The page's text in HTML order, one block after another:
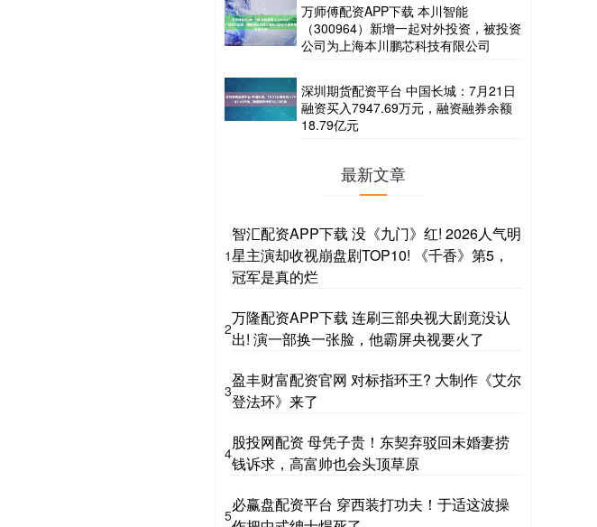
万师傅配资APP下载 本川智能
（300964）新增一起对外投资，被投资
公司为上海本川鹏芯科技有限公司
深圳期货配资平台 中国长城：7月21日
融资买入7947.69万元，融资融券余额
18.79亿元
最新文章
1
智汇配资APP下载 没《九门》红! 2026人气明
星主演却收视崩盘剧TOP10! 《千香》第5，
冠军是真的烂
2
万隆配资APP下载 连刷三部央视大剧竟没认
出! 演一部换一张脸，他霸屏央视要火了
3
盈丰财富配资官网 对标指环王? 大制作《艾尔
登法环》来了
4
股投网配资 母凭子贵！东契弃驳回未婚妻捞
钱诉求，高富帅也会头顶草原
5
必赢盘配资平台 穿西装打功夫！于适这波操